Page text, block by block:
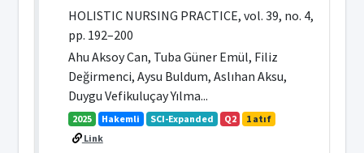
HOLISTIC NURSING PRACTICE, vol. 39, no. 4,
pp. 192–200
Ahu Aksoy Can, Tuba Güner Emül, Filiz
Değirmenci, Aysu Buldum, Aslıhan Aksu,
Duygu Vefikuluçay Yılma...
2025 Hakemli SCI-Expanded Q2
1 atıf
Link